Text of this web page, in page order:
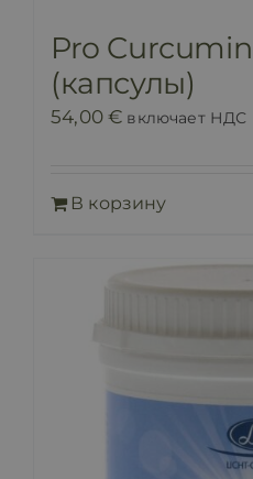
Pro
(капсулы)
54,00€ включает НДС
В корзину